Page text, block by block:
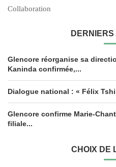
Collaboration
Glencore réorganise sa
Kaninda confirmée,...
Dialogue national : « Félix
Glencore confirme Marie-
filiale...
CHOIX DE